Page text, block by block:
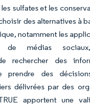
sulfates et les
des alternatives à
notamment les
de médias
rechercher des
prendre des
délivrées par des
apportent une